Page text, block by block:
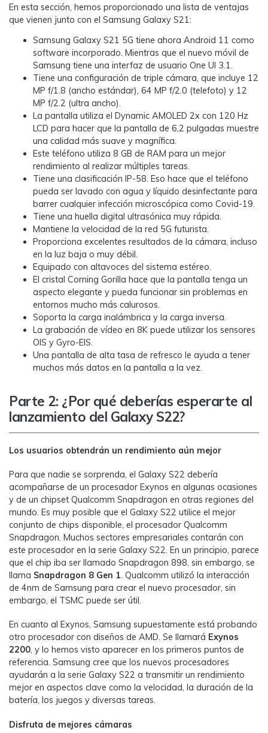
En esta sección, hemos proporcionado una lista de ventajas
que vienen junto con el Samsung Galaxy S21:
Samsung Galaxy S21 5G tiene ahora Android 11 como
software incorporado. Mientras que el nuevo móvil de
Samsung tiene una interfaz de usuario One UI 3.1.
Tiene una configuración de triple cámara, que incluye 12
MP f/1.8 (ancho estándar), 64 MP f/2.0 (telefoto) y 12
MP f/2.2 (ultra ancho).
La pantalla utiliza el Dynamic AMOLED 2x con 120 Hz
LCD para hacer que la pantalla de 6,2 pulgadas muestre
una calidad más suave y magnífica.
Este teléfono utiliza 8 GB de RAM para un mejor
rendimiento al realizar múltiples tareas.
Tiene una clasificación IP-58. Eso hace que el teléfono
pueda ser lavado con agua y líquido desinfectante para
barrer cualquier infección microscópica como Covid-19.
Tiene una huella digital ultrasónica muy rápida.
Mantiene la velocidad de la red 5G futurista.
Proporciona excelentes resultados de la cámara, incluso
en la luz baja o muy débil.
Equipado con altavoces del sistema estéreo.
El cristal Corning Gorilla hace que la pantalla tenga un
aspecto elegante y pueda funcionar sin problemas en
entornos mucho más calurosos.
Soporta la carga inalámbrica y la carga inversa.
La grabación de vídeo en 8K puede utilizar los sensores
OIS y Gyro-EIS.
Una pantalla de alta tasa de refresco le ayuda a tener
muchos más datos en la pantalla a la vez.
Parte 2: ¿Por qué deberías esperarte al
lanzamiento del Galaxy S22?
Los usuarios obtendrán un rendimiento aún mejor
Para que nadie se sorprenda, el Galaxy S22 debería
acompañarse de un procesador Exynos en algunas ocasiones
y de un chipset Qualcomm Snapdragon en otras regiones del
mundo. Es muy posible que el Galaxy S22 utilice el mejor
conjunto de chips disponible, el procesador Qualcomm
Snapdragon. Muchos sectores empresariales contarán con
este procesador en la serie Galaxy S22. En un principio, parece
que el chip iba ser llamado Snapdragon 898, sin embargo, se
llama Snapdragon 8 Gen 1. Qualcomm utilizó la interacción
de 4nm de Samsung para crear el nuevo procesador, sin
embargo, el TSMC puede ser útil.
En cuanto al Exynos, Samsung supuestamente está probando
otro procesador con diseños de AMD. Se llamará Exynos
2200, y lo hemos visto aparecer en los primeros puntos de
referencia. Samsung cree que los nuevos procesadores
ayudarán a la serie Galaxy S22 a transmitir un rendimiento
mejor en aspectos clave como la velocidad, la duración de la
batería, los juegos y diversas tareas.
Disfruta de mejores cámaras